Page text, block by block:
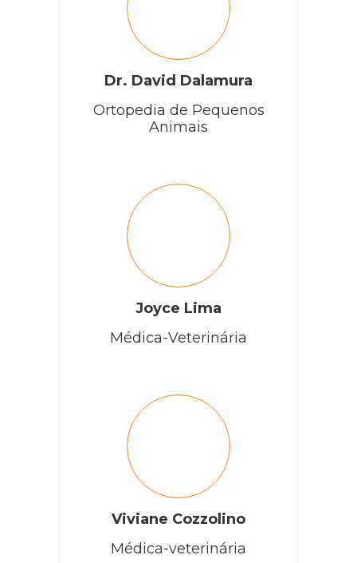
Dr. David Dalamura
Ortopedia de Pequenos
Animais
Joyce Lima
Médica-Veterinária
Viviane Cozzolino
Médica-veterinária